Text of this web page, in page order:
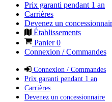
Prix garanti pendant 1 an
Carrières
Devenez un
Établissements
Panier0
Connexion / Commandes
Connexion / Commandes
Prix garanti pendant 1 an
Carrières
Devenez un concessionnaire